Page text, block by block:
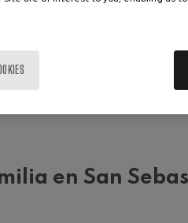
de su vida en el
el de carne y hueso,
otras historias que darán
en San